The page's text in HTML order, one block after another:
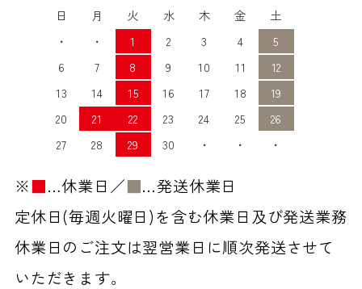
日 月 火 水 木 金
土
・
・ 1 2 3 4
5
6
7 8 9 10 11
12
13
14 15 16 17 18
19
20
21 22 23 24 25
26
27
28 29 30 ・ ・ ・
※■…休業日／■…発送休業日
定休日(毎週火曜日)を含む休業日及び発送業務
休業日のご注文は翌営業日に順次発送させて
いただきます。